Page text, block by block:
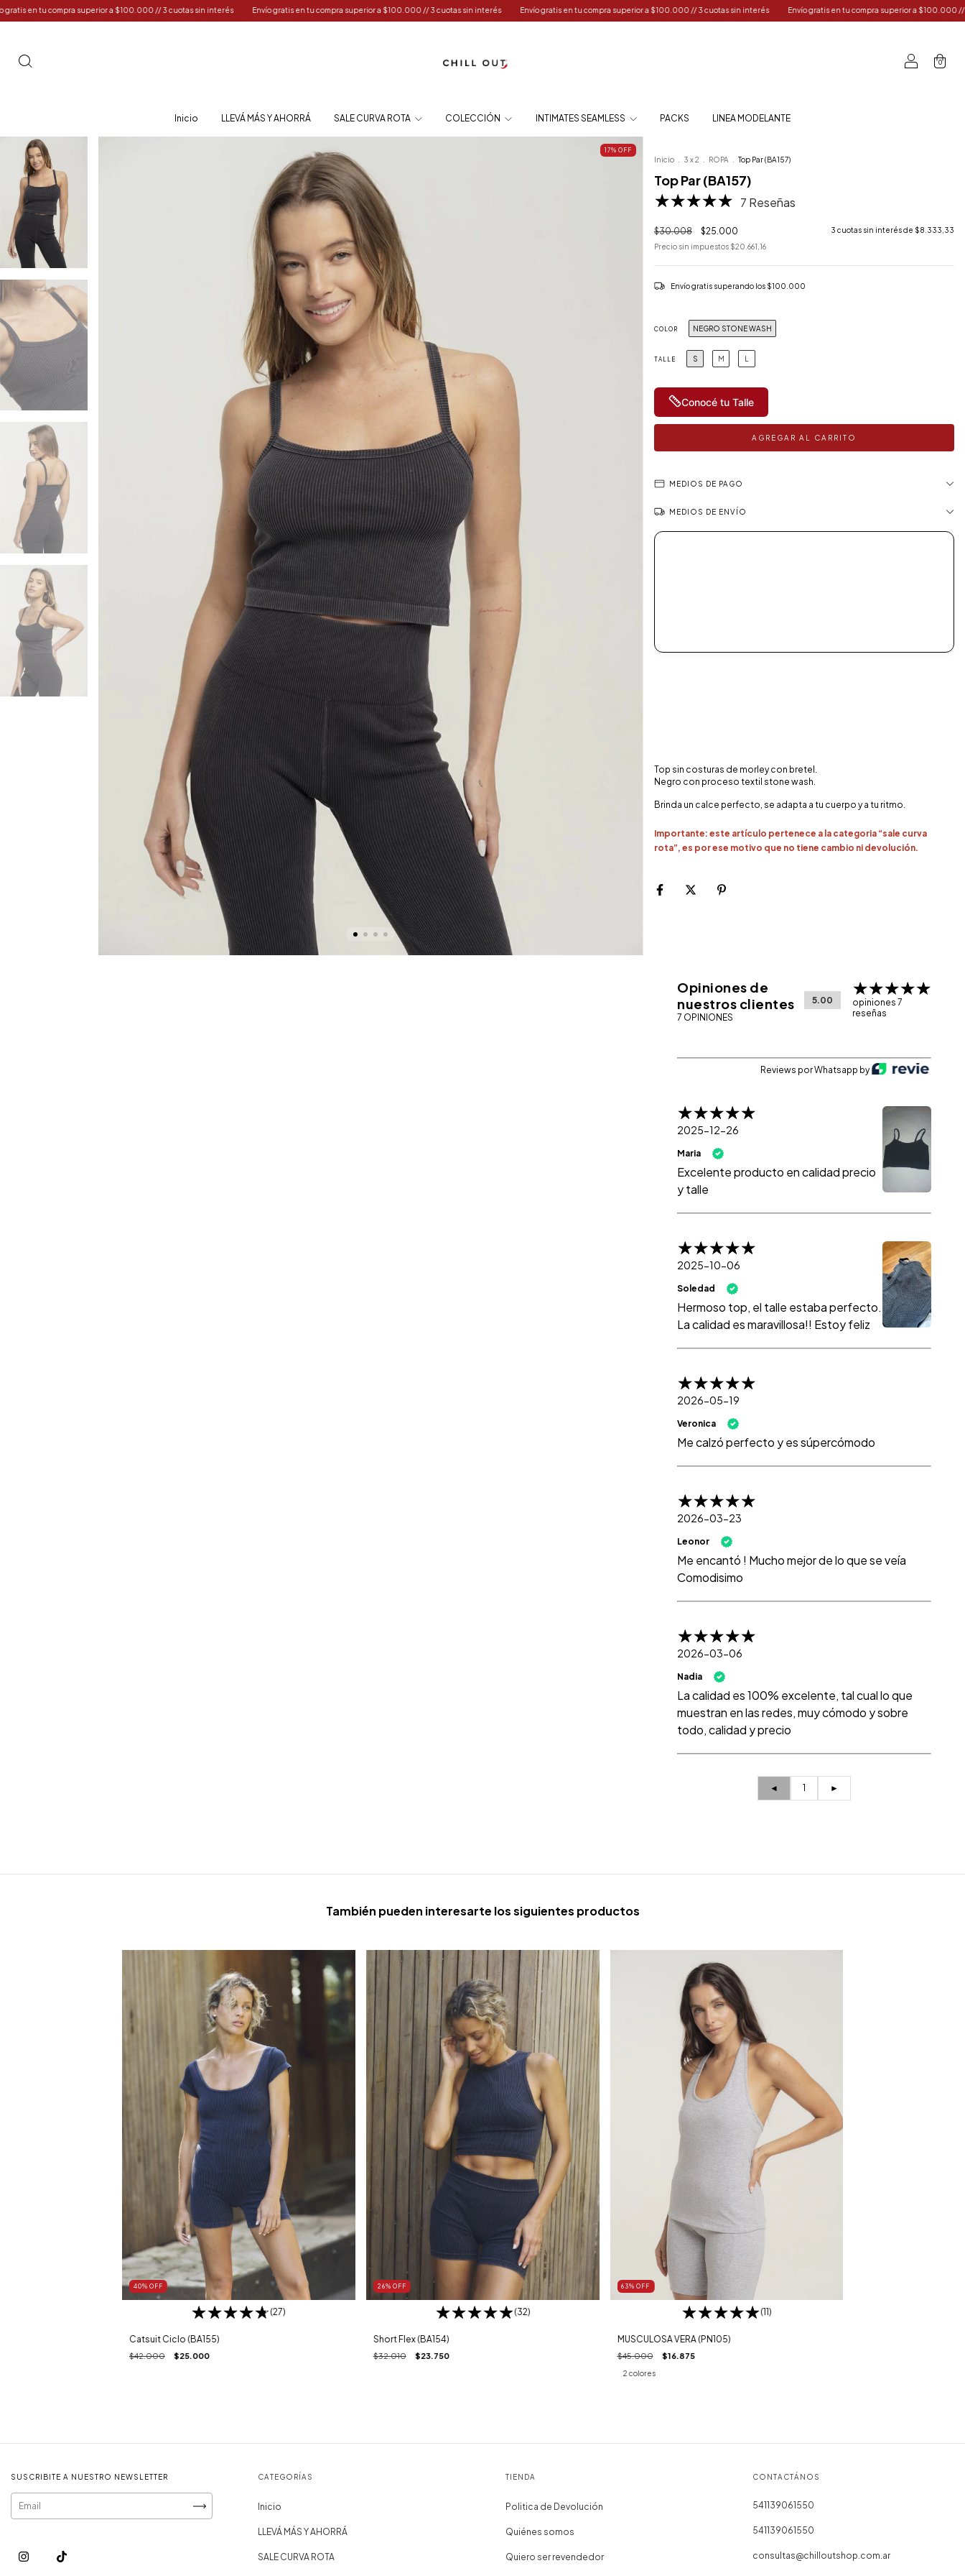
$100.000 // 3 cuotas sin interés Envío gratis en tu compra superior a $100.000 // 3 cuotas sin interés Envío gratis en tu compra superior a $100.000 // 3 cuotas sin interés Envío gratis en tu compra superior a $100.000 // 3 cuotas sin interés
0
Inicio LLEVÁ MÁS Y AHORRÁ SALE CURVA ROTA COLECCIÓN INTIMATES SEAMLESS PACKS LINEA MODELANTE
17% OFF
Inicio 3 x 2 ROPA Top Par (BA157)
Top Par (BA157)
7 Reseñas
$30.008 $25.000 3 cuotas sin interés de $8.333,33
Precio sin impuestos $20.661,16
Envío gratis superando los $100.000
COLOR NEGRO STONE WASH
TALLE S M L
Conocé tu Talle
MEDIOS DE PAGO
MEDIOS DE ENVÍO
Top sin costuras de morley con bretel.
Negro con proceso textil stone wash.
Brinda un calce perfecto, se adapta a tu cuerpo y a tu ritmo.
Importante: este artículo pertenece a la categoria “sale curva
rota”, es por ese motivo que no tiene cambio ni devolución.
Opiniones de
nuestros clientes
7 OPINIONES
5.00
opiniones 7
reseñas
Reviews por Whatsapp by
2025-12-26
Maria
Excelente producto en calidad precio
y talle
2025-10-06
Soledad
Hermoso top, el talle estaba perfecto.
La calidad es maravillosa!! Estoy feliz
2026-05-19
Veronica
Me calzó perfecto y es súpercómodo
2026-03-23
Leonor
Me encantó ! Mucho mejor de lo que se veía
Comodisimo
2026-03-06
Nadia
La calidad es 100% excelente, tal cual lo que
muestran en las redes, muy cómodo y sobre
todo, calidad y precio
◄ 1 ►
También pueden interesarte los siguientes productos
40% OFF
(27)
Catsuit Ciclo (BA155)
$42.000 $25.000
26% OFF
(32)
Short Flex (BA154)
$32.010 $23.750
63%OFF
(11)
MUSCULOSA VERA (PN105)
$45.000 $16.875
2 colores
SUSCRIBITE A NUESTRO NEWSLETTER CATEGORÍAS
Inicio
LLEVÁ MÁS Y AHORRÁ
SALE CURVA ROTA
TIENDA
Politica de Devolución
Quiénes somos
Quiero ser revendedor
CONTACTÁNOS
541139061550
541139061550
consultas@chilloutshop.com.ar